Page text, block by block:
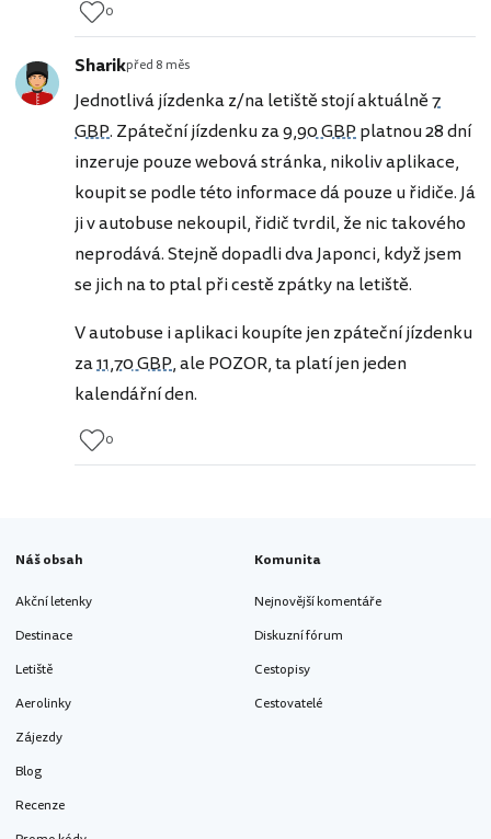
0
Sharikpřed 8 měs
Jednotlivá jízdenka z/na letiště stojí aktuálně7
GBP. Zpáteční jízdenku za9,90 GBPplatnou 28 dní
inzeruje pouze webová stránka, nikoliv aplikace,
koupit se podle této informace dá pouze u řidiče. Já
ji v autobuse nekoupil, řidič tvrdil, že nic takového
neprodává. Stejně dopadli dva Japonci, když jsem
se jich na to ptal při cestě zpátky na letiště.
V autobuse i aplikaci koupíte jen zpáteční jízdenku
za11,70 GBP, ale POZOR, ta platí jen jeden
kalendářní den.
0
Náš obsah
Akční letenky
Destinace
Letiště
Aerolinky
Zájezdy
Blog
Recenze
Komunita
Nejnovější komentáře
Diskuzní fórum
Cestopisy
Cestovatelé